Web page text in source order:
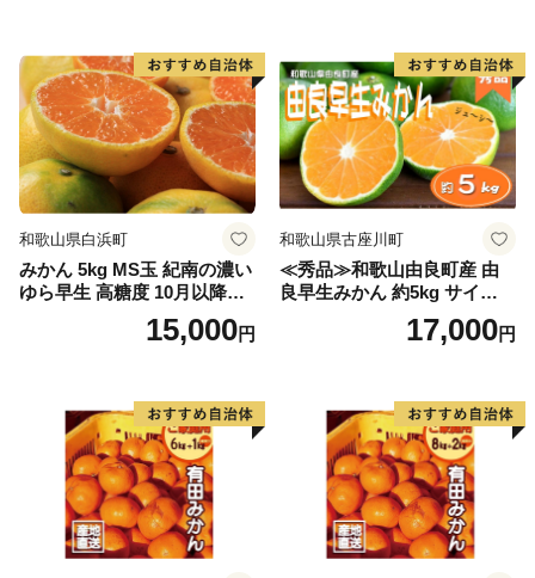
和歌山県白浜町
みかん 5kg MS玉 紀南の濃い
ゆら早生 高糖度 10月以降発
送 マルチ被覆栽培15,000円
和歌山県古座川町
≪秀品≫和歌山由良町産 由
良早生みかん 約5kg サイズお
まかせ【sml106C】17,000円